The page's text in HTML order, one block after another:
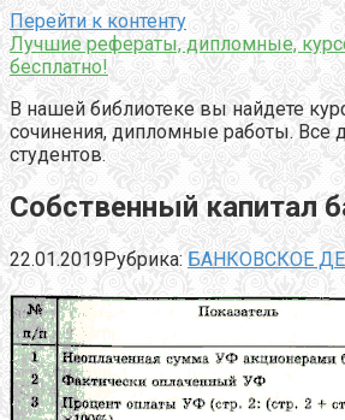
Перейти к контенту
Лучшие рефераты, дипломные,
бесплатно!
В нашей библиотеке вы найдете
сочинения, дипломные работы. Все
студентов.
Собственный капитал
22.01.2019Рубрика: БАНКОВСКОЕ